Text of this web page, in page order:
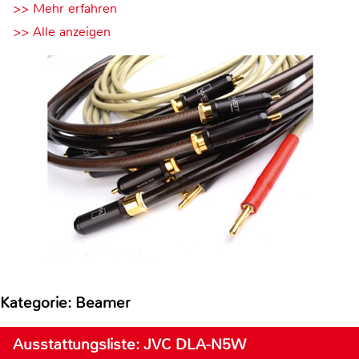
>> Mehr erfahren
>> Alle anzeigen
Kategorie: Beamer
Ausstattungsliste: JVC DLA-N5W